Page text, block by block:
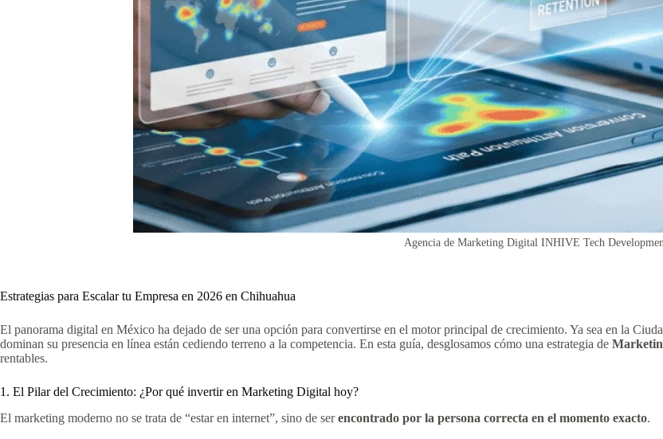
Agencia de Marketing Digital INHIVE Tech
Estrategias para Escalar tu Empresa en 2026 en Chihuahua
El panorama digital en México ha dejado de ser una opción para convertirse en el motor principal de crecimiento. Ya sea en la
dominan su presencia en línea están cediendo terreno a la competencia. En esta guía, desglosamos cómo una estrategia de
rentables.
1. El Pilar del Crecimiento: ¿Por qué invertir en Marketing Digital hoy?
El marketing moderno no se trata de “estar en internet”, sino de serencontrado por la persona correcta en el momento exacto.